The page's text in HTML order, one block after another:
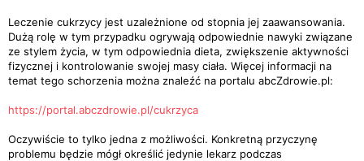
Leczenie cukrzycy jest uzależnione od stopnia jej zaawansowania.
Dużą rolę w tym przypadku ogrywają odpowiednie nawyki związane
ze stylem życia, w tym odpowiednia dieta, zwiększenie aktywności
fizycznej i kontrolowanie swojej masy ciała. Więcej informacji na
temat tego schorzenia można znaleźć na portalu abcZdrowie.pl:
https://portal.abczdrowie.pl/cukrzyca
Oczywiście to tylko jedna z możliwości. Konkretną przyczynę
problemu będzie mógł określić jedynie lekarz podczas